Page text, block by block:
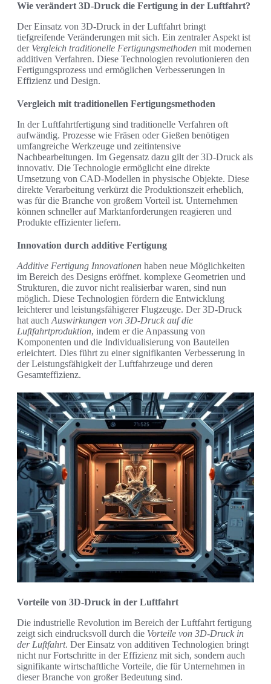
Wie verändert 3D-Druck die Fertigung in der Luftfahrt?
Der Einsatz von 3D-Druck in der Luftfahrt bringt
tiefgreifende Veränderungen mit sich. Ein zentraler Aspekt ist
der Vergleich traditionelle Fertigungsmethoden mit modernen
additiven Verfahren. Diese Technologien revolutionieren den
Fertigungsprozess und ermöglichen Verbesserungen in
Effizienz und Design.
Vergleich mit traditionellen Fertigungsmethoden
In der Luftfahrtfertigung sind traditionelle Verfahren oft
aufwändig. Prozesse wie Fräsen oder Gießen benötigen
umfangreiche Werkzeuge und zeitintensive
Nachbearbeitungen. Im Gegensatz dazu gilt der 3D-Druck als
innovativ. Die Technologie ermöglicht eine direkte
Umsetzung von CAD-Modellen in physische Objekte. Diese
direkte Verarbeitung verkürzt die Produktionszeit erheblich,
was für die Branche von großem Vorteil ist. Unternehmen
können schneller auf Marktanforderungen reagieren und
Produkte effizienter liefern.
Innovation durch additive Fertigung
Additive Fertigung Innovationen haben neue Möglichkeiten
im Bereich des Designs eröffnet. komplexe Geometrien und
Strukturen, die zuvor nicht realisierbar waren, sind nun
möglich. Diese Technologien fördern die Entwicklung
leichterer und leistungsfähigerer Flugzeuge. Der 3D-Druck
hat auch Auswirkungen von 3D-Druck auf die
Luftfahrtproduktion, indem er die Anpassung von
Komponenten und die Individualisierung von Bauteilen
erleichtert. Dies führt zu einer signifikanten Verbesserung in
der Leistungsfähigkeit der Luftfahrzeuge und deren
Gesamteffizienz.
Vorteile von 3D-Druck in der Luftfahrt
Die industrielle Revolution im Bereich der Luftfahrt fertigung
zeigt sich eindrucksvoll durch die Vorteile von 3D-Druck in
der Luftfahrt. Der Einsatz von additiven Technologien bringt
nicht nur Fortschritte in der Effizienz mit sich, sondern auch
signifikante wirtschaftliche Vorteile, die für Unternehmen in
dieser Branche von großer Bedeutung sind.